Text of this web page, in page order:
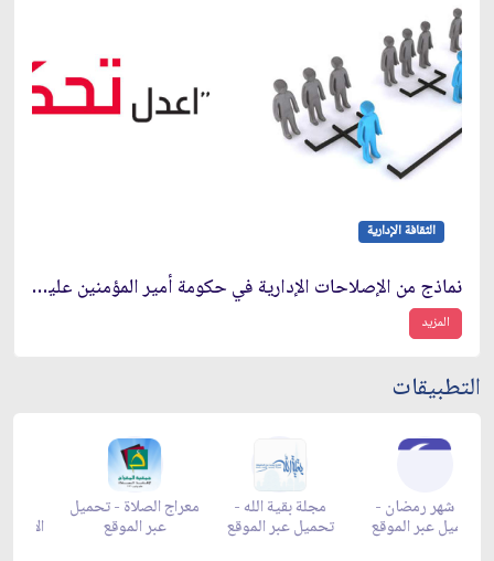
الثقافة الإدارية
نماذج من الإصلاحات الإدارية في حكومة أمير المؤمنين عليه السلام
المزيد
التطبيقات
زاد شهر رمضان -
تحميل عبر الموقع
زاد شهر رمضان -
appstore
زاد شهر رمضان -
appgallery